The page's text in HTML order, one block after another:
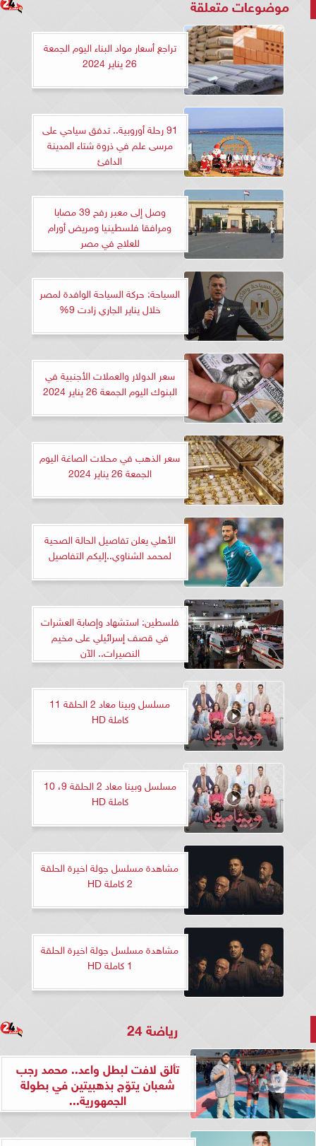
موضوعات متعلقة
تراجع أسعار مواد البناء اليوم الجمعة
26 يناير 2024
91 رحلة أوروبية.. تدفق سياحي على
مرسى علم في ذروة شتاء المدينة
الدافئ
وصل إلى معبر رفح 39 مصابا
ومرافقا فلسطينيا ومريض أورام
للعلاج في مصر
السياحة: حركة السياحة الوافدة لمصر
خلال يناير الجاري زادت 9%
سعر الدولار والعملات الأجنبية في
البنوك اليوم الجمعة 26 يناير 2024
سعر الذهب في محلات الصاغة اليوم
الجمعة 26 يناير 2024
الأهلي يعلن تفاصيل الحالة الصحية
لمحمد الشناوي..إليكم التفاصيل
فلسطين: استشهاد وإصابة العشرات
في قصف إسرائيلي على مخيم
النصيرات.. الآن
مسلسل وبينا معاد 2 الحلقة 11
كاملة HD
مسلسل وبينا معاد 2 الحلقة 9، 10
كاملة HD
مشاهدة مسلسل جولة اخيرة الحلقة
2 كاملة HD
مشاهدة مسلسل جولة اخيرة الحلقة
1 كاملة HD
رياضة 24
تألق لافت لبطل واعد.. محمد رجب
شعبان يتوّج بذهبيتين في بطولة
الجمهورية...